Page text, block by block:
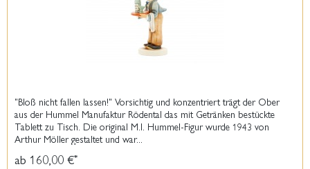
"Bloß nicht fallen lassen!" Vorsichtig und konzentriert trägt der Ober
aus der Hummel Manufaktur Rödental das mit Getränken bestückte
Tablett zu Tisch. Die original M.I. Hummel-Figur wurde 1943 von
Arthur Möller gestaltet und war...
ab 160,00 €*